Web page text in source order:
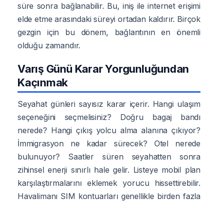
süre sonra bağlanabilir. Bu, iniş ile internet erişimi
elde etme arasındaki süreyi ortadan kaldırır. Birçok
gezgin için bu dönem, bağlantının en önemli
olduğu zamandır.
Varış Günü Karar Yorgunluğundan
Kaçınmak
Seyahat günleri sayısız karar içerir. Hangi ulaşım
seçeneğini seçmelisiniz? Doğru bagaj bandı
nerede? Hangi çıkış yolcu alma alanına çıkıyor?
İmmigrasyon ne kadar sürecek? Otel nerede
bulunuyor? Saatler süren seyahatten sonra
zihinsel enerji sınırlı hale gelir. Listeye mobil plan
karşılaştırmalarını eklemek yorucu hissettirebilir.
Havalimanı SIM kontuarları genellikle birden fazla